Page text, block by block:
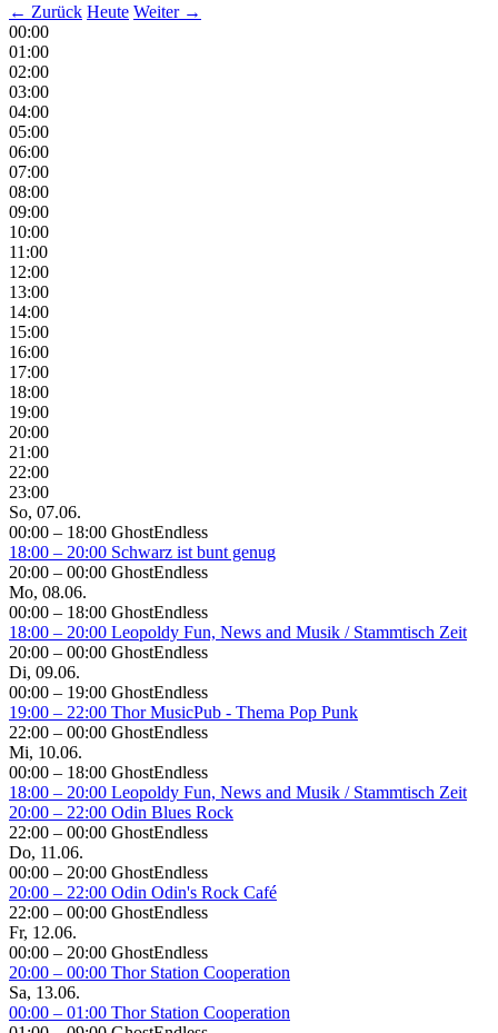
← Zurück Heute Weiter →
00:00
01:00
02:00
03:00
04:00
05:00
06:00
07:00
08:00
09:00
10:00
11:00
12:00
13:00
14:00
15:00
16:00
17:00
18:00
19:00
20:00
21:00
22:00
23:00
So, 07.06.
00:00 – 18:00 GhostEndless
18:00 – 20:00 Schwarz ist bunt genug
20:00 – 00:00 GhostEndless
Mo, 08.06.
00:00 – 18:00 GhostEndless
18:00 – 20:00 Leopoldy Fun, News and Musik / Stammtisch Zeit
20:00 – 00:00 GhostEndless
Di, 09.06.
00:00 – 19:00 GhostEndless
19:00 – 22:00 Thor MusicPub - Thema Pop Punk
22:00 – 00:00 GhostEndless
Mi, 10.06.
00:00 – 18:00 GhostEndless
18:00 – 20:00 Leopoldy Fun, News and Musik / Stammtisch Zeit
20:00 – 22:00 Odin Blues Rock
22:00 – 00:00 GhostEndless
Do, 11.06.
00:00 – 20:00 GhostEndless
20:00 – 22:00 Odin Odin's Rock Café
22:00 – 00:00 GhostEndless
Fr, 12.06.
00:00 – 20:00 GhostEndless
20:00 – 00:00 Thor Station Cooperation
Sa, 13.06.
00:00 – 01:00 Thor Station Cooperation